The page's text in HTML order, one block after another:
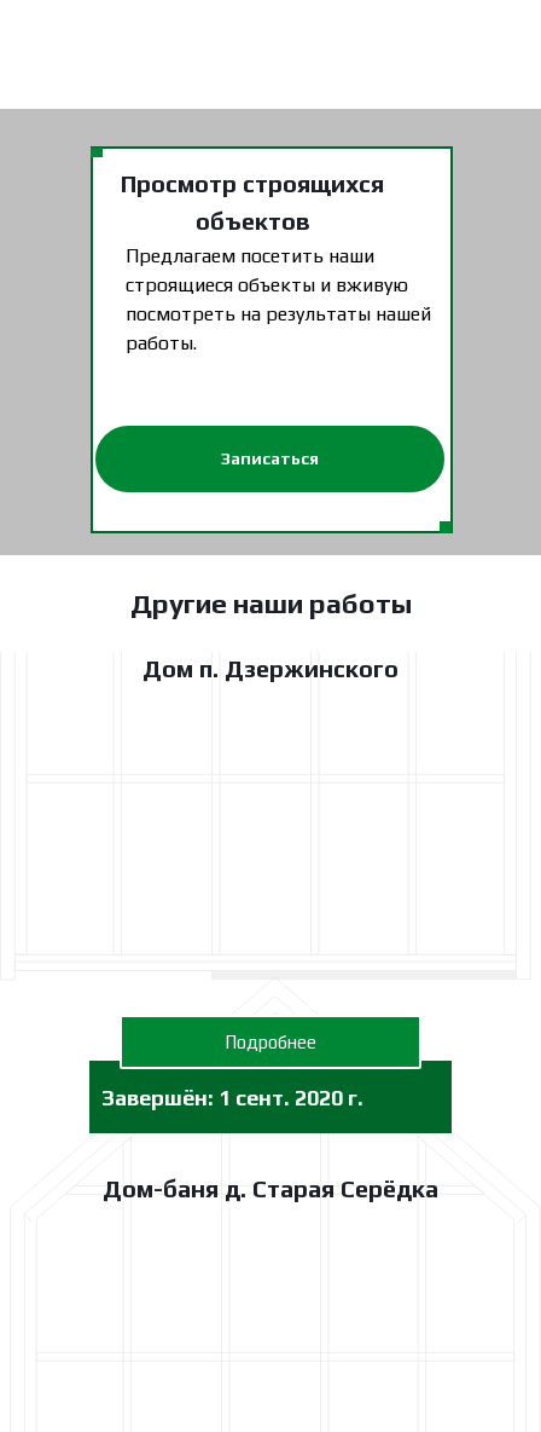
Предлагаем посетить наши
строящиеся объекты и вживую
посмотреть на результаты нашей
работы.
Просмотр строящихся
объектов
Записаться
Другие наши работы
Дом-баня д. Старая Серёдка
Дом п. Дзержинского
Завершён: 1 сент. 2020 г.
Подробнее